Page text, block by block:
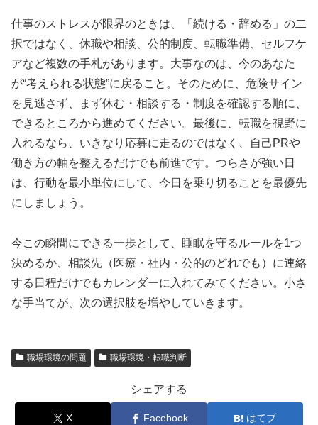
仕事のストレスが限界のときは、「続ける・辞める」の二
択ではなく、休職や相談、公的制度、転職準備、セルフケ
アなど複数の手札があります。大事なのは、今のあなた
が“考えられる状態”に戻ること。そのために、危険サイン
を見逃さず、まず休む・相談する・制度を確認する順に、
できるところから進めてください。最後に、転職を視野に
入れるなら、いきなり応募に走るのではなく、自己PRや
働き方の軸を整えるだけでも前進です。つらさが強い日
は、行動を最小単位にして、今日を乗り切ることを最優先
にしましょう。
今この瞬間にできる一歩として、睡眠を守るルールを1つ
決めるか、相談先（医療・社内・公的のどれでも）に連絡
する日程だけでもカレンダーに入れてみてください。小さ
な手当てが、次の選択肢を増やしていきます。
職場環境の問題 職場環境・転職判断
シェアする
X Facebook はてブ